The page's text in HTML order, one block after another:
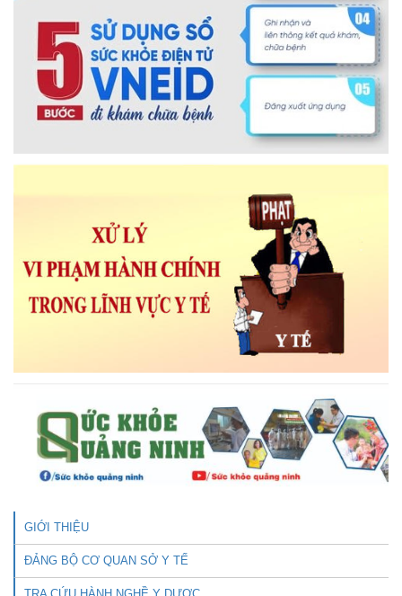
GIỚI THIỆU
ĐẢNG BỘ CƠ QUAN SỞ Y TẾ